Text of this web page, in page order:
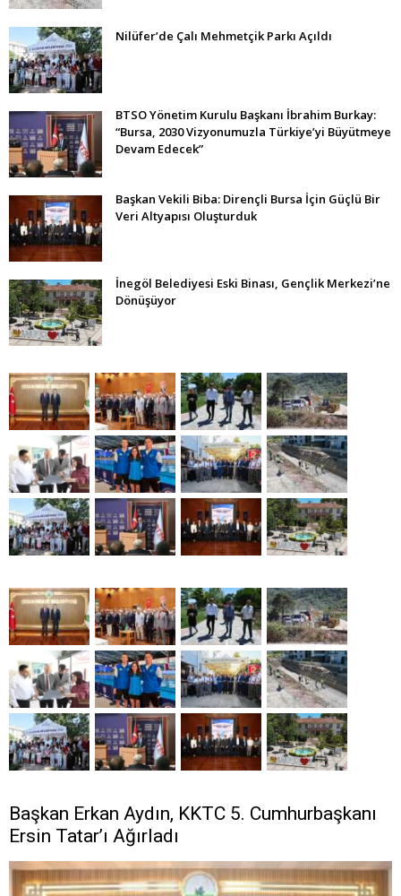
Nilüfer’de Çalı Mehmetçik Parkı Açıldı
BTSO Yönetim Kurulu Başkanı İbrahim Burkay:
“Bursa, 2030 Vizyonumuzla Türkiye’yi Büyütmeye
Devam Edecek”
Başkan Vekili Biba: Dirençli Bursa İçin Güçlü Bir
Veri Altyapısı Oluşturduk
İnegöl Belediyesi Eski Binası, Gençlik Merkezi’ne
Dönüşüyor
Başkan Erkan Aydın, KKTC 5. Cumhurbaşkanı
Ersin Tatar’ı Ağırladı